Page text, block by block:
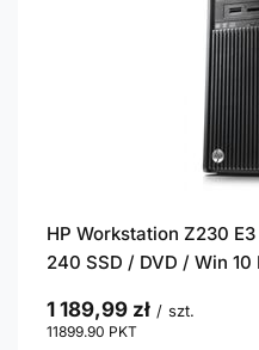
HP Workstation Z230
240 SSD / DVD / Win
1 189,99 zł / szt.
11899.90 PKT